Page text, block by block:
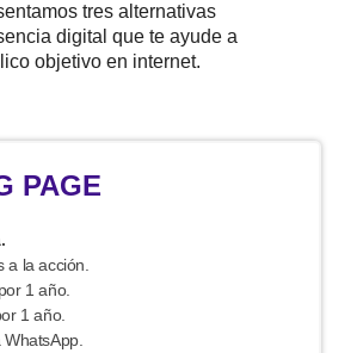
tres alternativas
digital que te ayude a
objetivo en internet.
PAGE
a la acción.
1 año.
1 año.